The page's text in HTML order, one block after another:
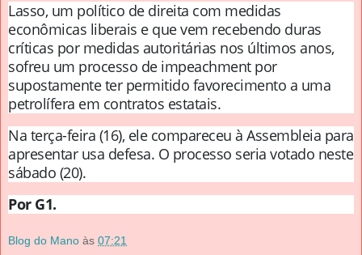
Lasso, um político de direita com medidas
econômicas liberais e que vem recebendo duras
críticas por medidas autoritárias nos últimos anos,
sofreu um processo de impeachment por
supostamente ter permitido favorecimento a uma
petrolífera em contratos estatais.
Na terça-feira (16), ele compareceu à Assembleia para
apresentar usa defesa. O processo seria votado neste
sábado (20).
Por G1.
Blog do Mano às 07:21